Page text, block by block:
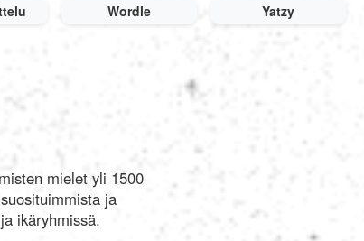
العربية
Svenska
Norsk
Dansk
Wordle Yatzy
mielet yli 1500
ja
ikäryhmissä.